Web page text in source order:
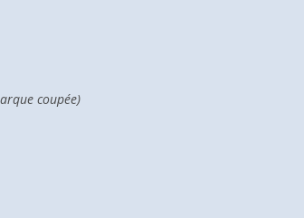
coupée)